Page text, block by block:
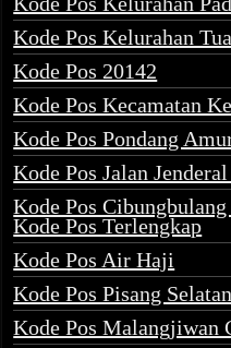
Kode Pos Kelurahan
Kode Pos 20142
Kode Pos Kecamatan
Kode Pos Pondang
Kode Pos Jalan
Kode Pos
Kode Pos Terlengkap
Kode Pos Air Haji
Kode Pos Pisang Selatan
Kode Pos Malangjiwan